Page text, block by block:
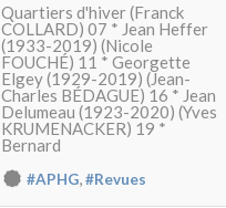
Quartiers d'hiver (Franck
COLLARD) 07 * Jean Heffer
(1933-2019) (Nicole
FOUCHÉ) 11 * Georgette
Elgey (1929-2019) (Jean-
Charles BÉDAGUE) 16 * Jean
Delumeau (1923-2020) (Yves
KRUMENACKER) 19 *
Bernard
#APHG,#Revues